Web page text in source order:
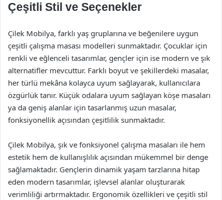
Çeşitli Stil ve Seçenekler
Çilek Mobilya, farklı yaş gruplarına ve beğenilere uygun
çeşitli çalışma masası modelleri sunmaktadır. Çocuklar için
renkli ve eğlenceli tasarımlar, gençler için ise modern ve şık
alternatifler mevcuttur. Farklı boyut ve şekillerdeki masalar,
her türlü mekâna kolayca uyum sağlayarak, kullanıcılara
özgürlük tanır. Küçük odalara uyum sağlayan köşe masaları
ya da geniş alanlar için tasarlanmış uzun masalar,
fonksiyonellik açısından çeşitlilik sunmaktadır.
Çilek Mobilya, şık ve fonksiyonel çalışma masaları ile hem
estetik hem de kullanışlılık açısından mükemmel bir denge
sağlamaktadır. Gençlerin dinamik yaşam tarzlarına hitap
eden modern tasarımlar, işlevsel alanlar oluşturarak
verimliliği artırmaktadır. Ergonomik özellikleri ve çeşitli stil